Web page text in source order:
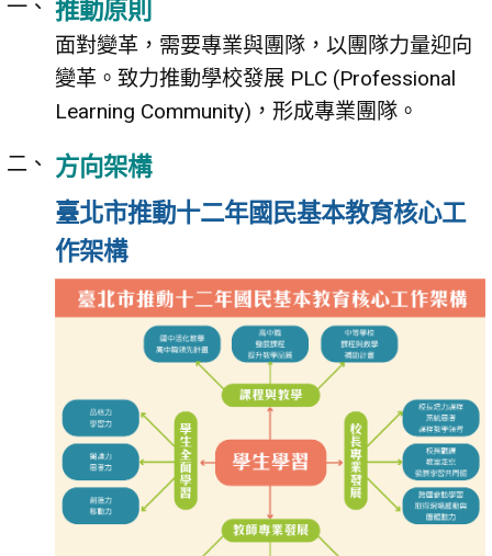
推動原則
面對變革，需要專業與團隊，以團隊力量迎向
變革。致力推動學校發展 PLC (Professional
Learning Community)，形成專業團隊。
方向架構
臺北市推動十二年國民基本教育核心工
作架構